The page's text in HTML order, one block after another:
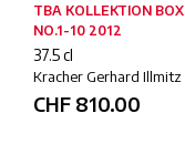
TBA KOLLEKTION BOX
NO.1-10 2012
37.5 cl
Kracher Gerhard Illmitz
CHF 810.00